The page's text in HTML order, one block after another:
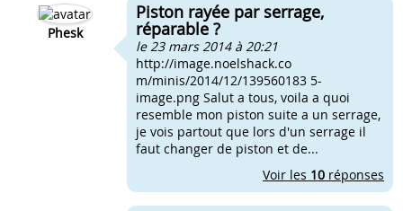
Phesk
Piston rayée par serrage,
réparable ?
le 23 mars 2014 à 20:21
http://image.noelshack.co
m/minis/2014/12/139560183 5-
image.png Salut a tous, voila a quoi
resemble mon piston suite a un serrage,
je vois partout que lors d'un serrage il
faut changer de piston et de...
Voir les 10 réponses